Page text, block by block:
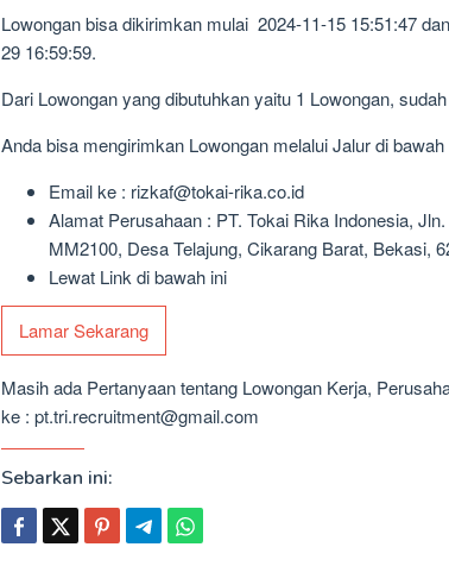
Lowongan bisa dikirimkan mulai 2024-11-15 15:51:47
29 16:59:59.
Dari Lowongan yang dibutuhkan yaitu 1 Lowongan,
Anda bisa mengirimkan Lowongan melalui Jalur di bawah
Email ke : rizkaf@tokai-rika.co.id
Alamat Perusahaan : PT. Tokai Rika Indonesia,
MM2100, Desa Telajung, Cikarang Barat, Bekasi,
Lewat Link di bawah ini
Lamar Sekarang
Masih ada Pertanyaan tentang Lowongan Kerja,
ke : pt.tri.recruitment@gmail.com
Sebarkan ini: